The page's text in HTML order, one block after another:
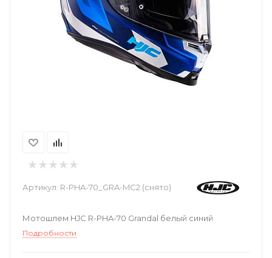
Артикул: R-PHA-70_GRA-MC2 (снято)
Мотошлем HJC R-PHA-70 Grandal белый синий
Подробности